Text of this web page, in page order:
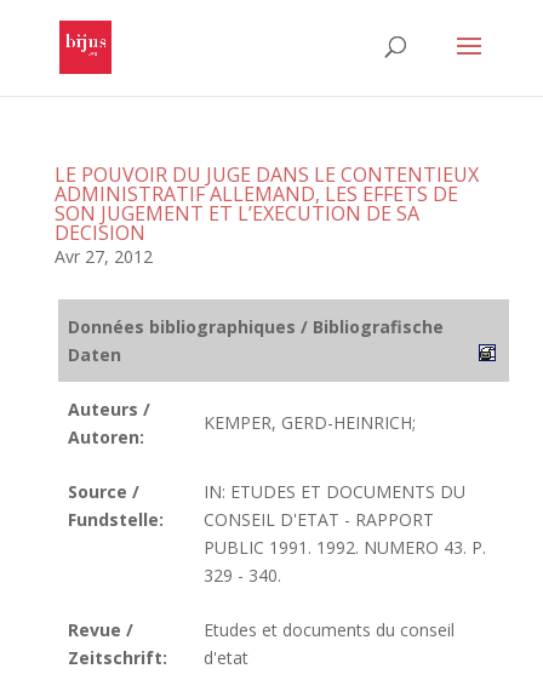
LE POUVOIR DU JUGE DANS LE CONTENTIEUX
ADMINISTRATIF ALLEMAND, LES EFFETS DE
SON JUGEMENT ET L’EXECUTION DE SA
DECISION
Avr 27, 2012
Données bibliographiques / Bibliografische
Daten
Auteurs /
Autoren:
KEMPER, GERD-HEINRICH;
Source /
Fundstelle:
IN: ETUDES ET DOCUMENTS DU
CONSEIL D'ETAT - RAPPORT
PUBLIC 1991. 1992. NUMERO 43. P.
329 - 340.
Revue /
Zeitschrift:
Etudes et documents du conseil
d'etat